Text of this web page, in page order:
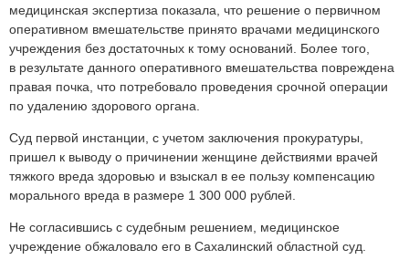
медицинская экспертиза показала, что решение о первичном
оперативном вмешательстве принято врачами медицинского
учреждения без достаточных к тому оснований. Более того,
в результате данного оперативного вмешательства повреждена
правая почка, что потребовало проведения срочной операции
по удалению здорового органа.
Суд первой инстанции, с учетом заключения прокуратуры,
пришел к выводу о причинении женщине действиями врачей
тяжкого вреда здоровью и взыскал в ее пользу компенсацию
морального вреда в размере 1 300 000 рублей.
Не согласившись с судебным решением, медицинское
учреждение обжаловало его в Сахалинский областной суд.